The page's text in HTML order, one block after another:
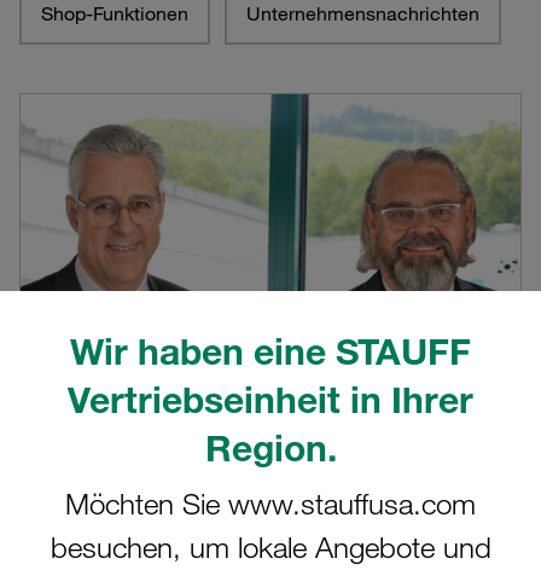
Wir haben eine STAUFF
Vertriebseinheit in Ihrer
Region.
Möchten Sie www.stauffusa.com
besuchen, um lokale Angebote und
Shop-Funktionen Unternehmensnachrichten
Veränderungen in der Geschäftsführung von
STAUFF Deutschland
Jörg Sturm übernimmt als Sprecher der Geschäftsführung
von Helmut Ahrens